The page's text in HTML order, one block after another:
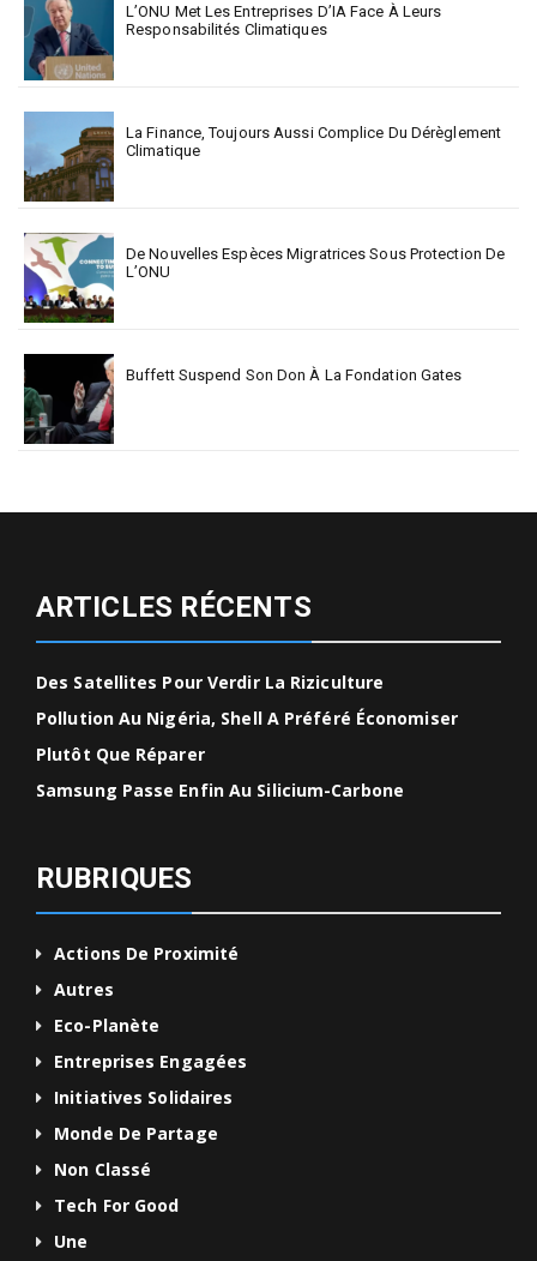
L’ONU Met Les Entreprises D’IA Face À Leurs
Responsabilités Climatiques
La Finance, Toujours Aussi Complice Du Dérèglement
Climatique
De Nouvelles Espèces Migratrices Sous Protection De
L’ONU
Buffett Suspend Son Don À La Fondation Gates
ARTICLES RÉCENTS
Des Satellites Pour Verdir La Riziculture
Pollution Au Nigéria, Shell A Préféré Économiser
Plutôt Que Réparer
Samsung Passe Enfin Au Silicium-Carbone
RUBRIQUES
Actions De Proximité
Autres
Eco-Planète
Entreprises Engagées
Initiatives Solidaires
Monde De Partage
Non Classé
Tech For Good
Une